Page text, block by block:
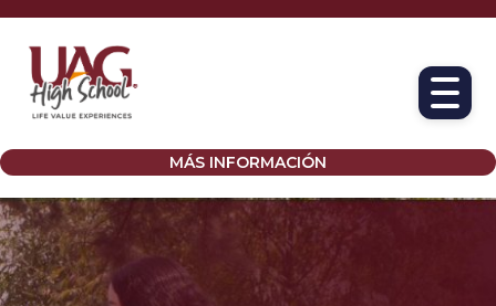
MÁS INFORMACIÓN